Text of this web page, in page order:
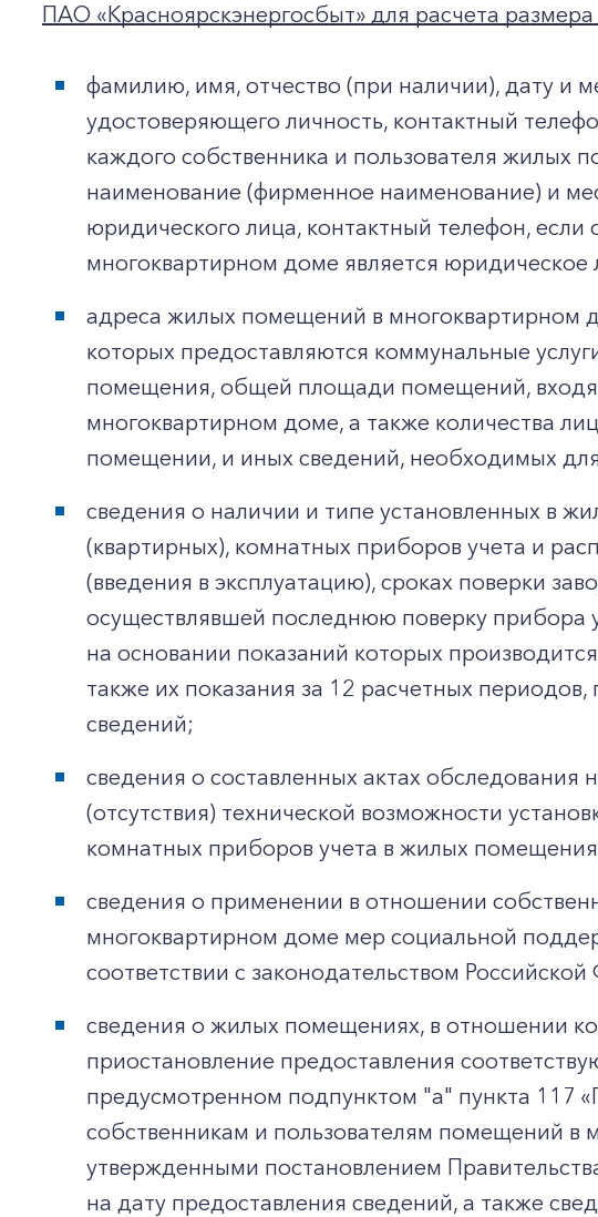
ПАО «Красноярскэнергосбыт» для расчета
фамилию, имя, отчество (при наличии), дату и
удостоверяющего личность, контактный
каждого собственника и пользователя жилых
наименование (фирменное наименование) и
юридического лица, контактный телефон,
многоквартирном доме является юридическое
адреса жилых помещений в многоквартирном
которых предоставляются коммунальные
помещения, общей площади помещений,
многоквартирном доме, а также количества
помещении, и иных сведений, необходимых
сведения о наличии и типе установленных в
(квартирных), комнатных приборов учета и
(введения в эксплуатацию), сроках поверки
осуществлявшей последнюю поверку прибора
на основании показаний которых
также их показания за 12 расчетных
сведений;
сведения о составленных актах обследования
(отсутствия) технической возможности
комнатных приборов учета в жилых
сведения о применении в отношении
многоквартирном доме мер социальной
соответствии с законодательством
сведения о жилых помещениях, в отношении
приостановление предоставления
предусмотренном подпунктом "а" пункта 117
собственникам и пользователям помещений в
утвержденными постановлением
на дату предоставления сведений, а также